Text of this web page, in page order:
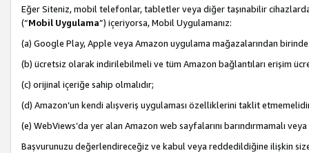
Eğer Siteniz, mobil telefonlar, tabletler veya diğer taşınabilir
(“Mobil Uygulama”) içeriyorsa, Mobil Uygulamanız:
(a) Google Play, Apple veya Amazon uygulama mağazalarından birinde
(b) ücretsiz olarak indirilebilmeli ve tüm Amazon bağlantıları erişim
(c) orijinal içeriğe sahip olmalıdır;
(d) Amazon’un kendi alışveriş uygulaması özelliklerini taklit
(e) WebViews’da yer alan Amazon web sayfalarını barındırmamalı
Başvurunuzu değerlendireceğiz ve kabul veya reddedildiğine ilişkin